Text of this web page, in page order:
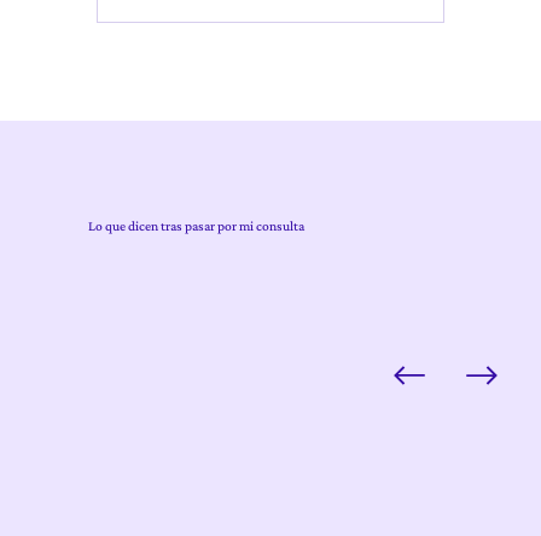
Lo que dicen tras pasar por mi consulta